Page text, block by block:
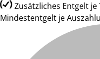
Zusätzliches Entgelt je
Mindestentgelt je